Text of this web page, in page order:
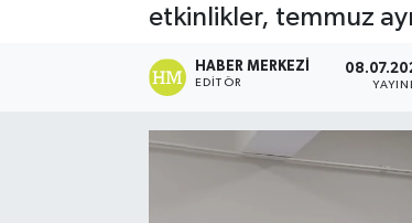
etkinlikler, temmuz
HABER MERKEZI
EDITÖR